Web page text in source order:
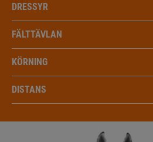
DRESSYR
FÄLTTÄVLAN
KÖRNING
DISTANS